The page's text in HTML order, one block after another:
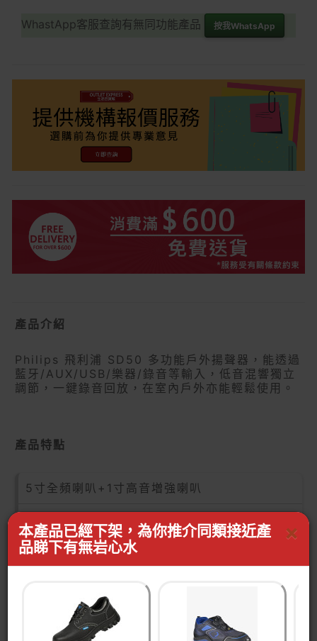
WhastApp客服查詢有無同功能產品 按我WhatsApp
產品介紹
Philips 飛利浦 SD50 多功能戶外揚聲器，能透過
藍牙/AUX/USB/樂器/錄音等輸入，低音混響獨立
調節，一鍵錄音回放，在室內戶外亦能輕鬆使用。
產品特點
5寸全頻喇叭+1寸高音増強喇叭
低音混響獨立調節
30分鐘閒置自動待機
×
本產品已經下架，為你推介同類接近產
品睇下有無岩心水